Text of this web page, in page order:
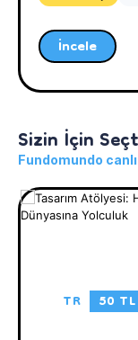
İncele
Sizin İçin
Fundomundo
TR 50 TL